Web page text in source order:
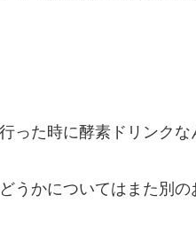
った時に酵素ドリンクな
うかについてはまた別